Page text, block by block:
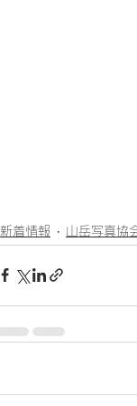
新着情報 山岳写真協